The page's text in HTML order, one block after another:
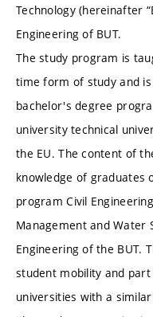
Technology (hereinafter
Engineering of BUT.
The study program is
time form of study and
bachelor's degree
university technical
the EU. The content of
knowledge of graduates
program Civil
Management and Water
Engineering of the BUT.
student mobility and
universities with a